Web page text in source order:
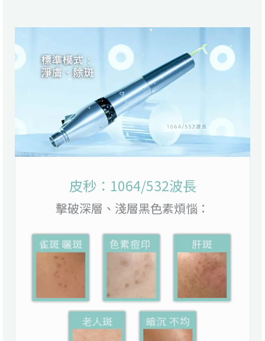
皮秒：1064/532波長
擊破深層、淺層黑色素煩惱：